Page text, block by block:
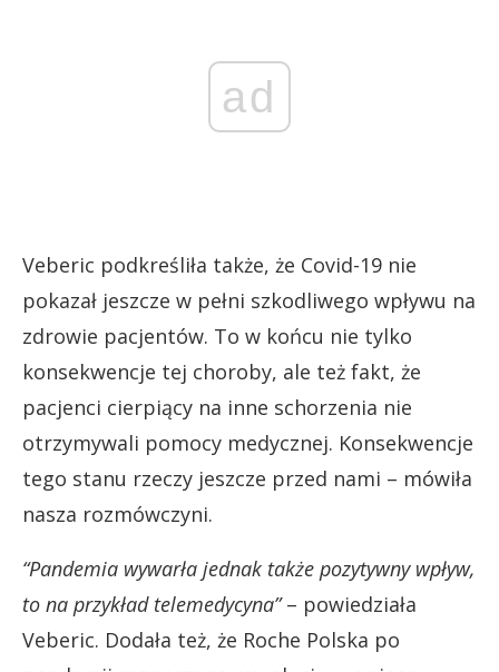
ad
Veberic podkreśliła także, że Covid-19 nie
pokazał jeszcze w pełni szkodliwego wpływu na
zdrowie pacjentów. To w końcu nie tylko
konsekwencje tej choroby, ale też fakt, że
pacjenci cierpiący na inne schorzenia nie
otrzymywali pomocy medycznej. Konsekwencje
tego stanu rzeczy jeszcze przed nami – mówiła
nasza rozmówczyni.
“Pandemia wywarła jednak także pozytywny wpływ,
to na przykład telemedycyna”– powiedziała
Veberic. Dodała też, że Roche Polska po